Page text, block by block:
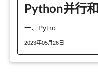
Python并行
一、Pytho...
2023年05月26日